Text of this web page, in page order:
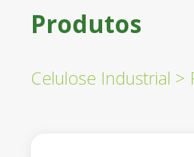
Produtos
Celulose Industrial >